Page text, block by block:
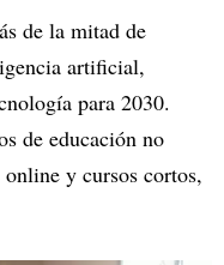
de la mitad de
artificial,
para 2030.
de educación no
y cursos cortos,